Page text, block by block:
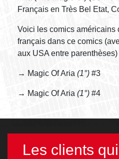
Français en Très Bel Etat,
Voici les comics américains
français dans ce comics
aux USA entre parenthèses)
→ Magic Of Aria (1°) #3
→ Magic Of Aria (1°) #4
Les clients